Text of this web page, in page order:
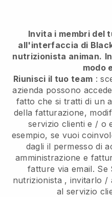
Invita i membri del
all'interfaccia di
nutrizionista animan.
modo
Riunisci il tuo team :
azienda possono
fatto che si tratti di un
della fatturazione,
servizio clienti e / o
esempio, se vuoi
dagli il permesso di
amministrazione e
fatture via email. Se
nutrizionista , invitarlo /
al servizio